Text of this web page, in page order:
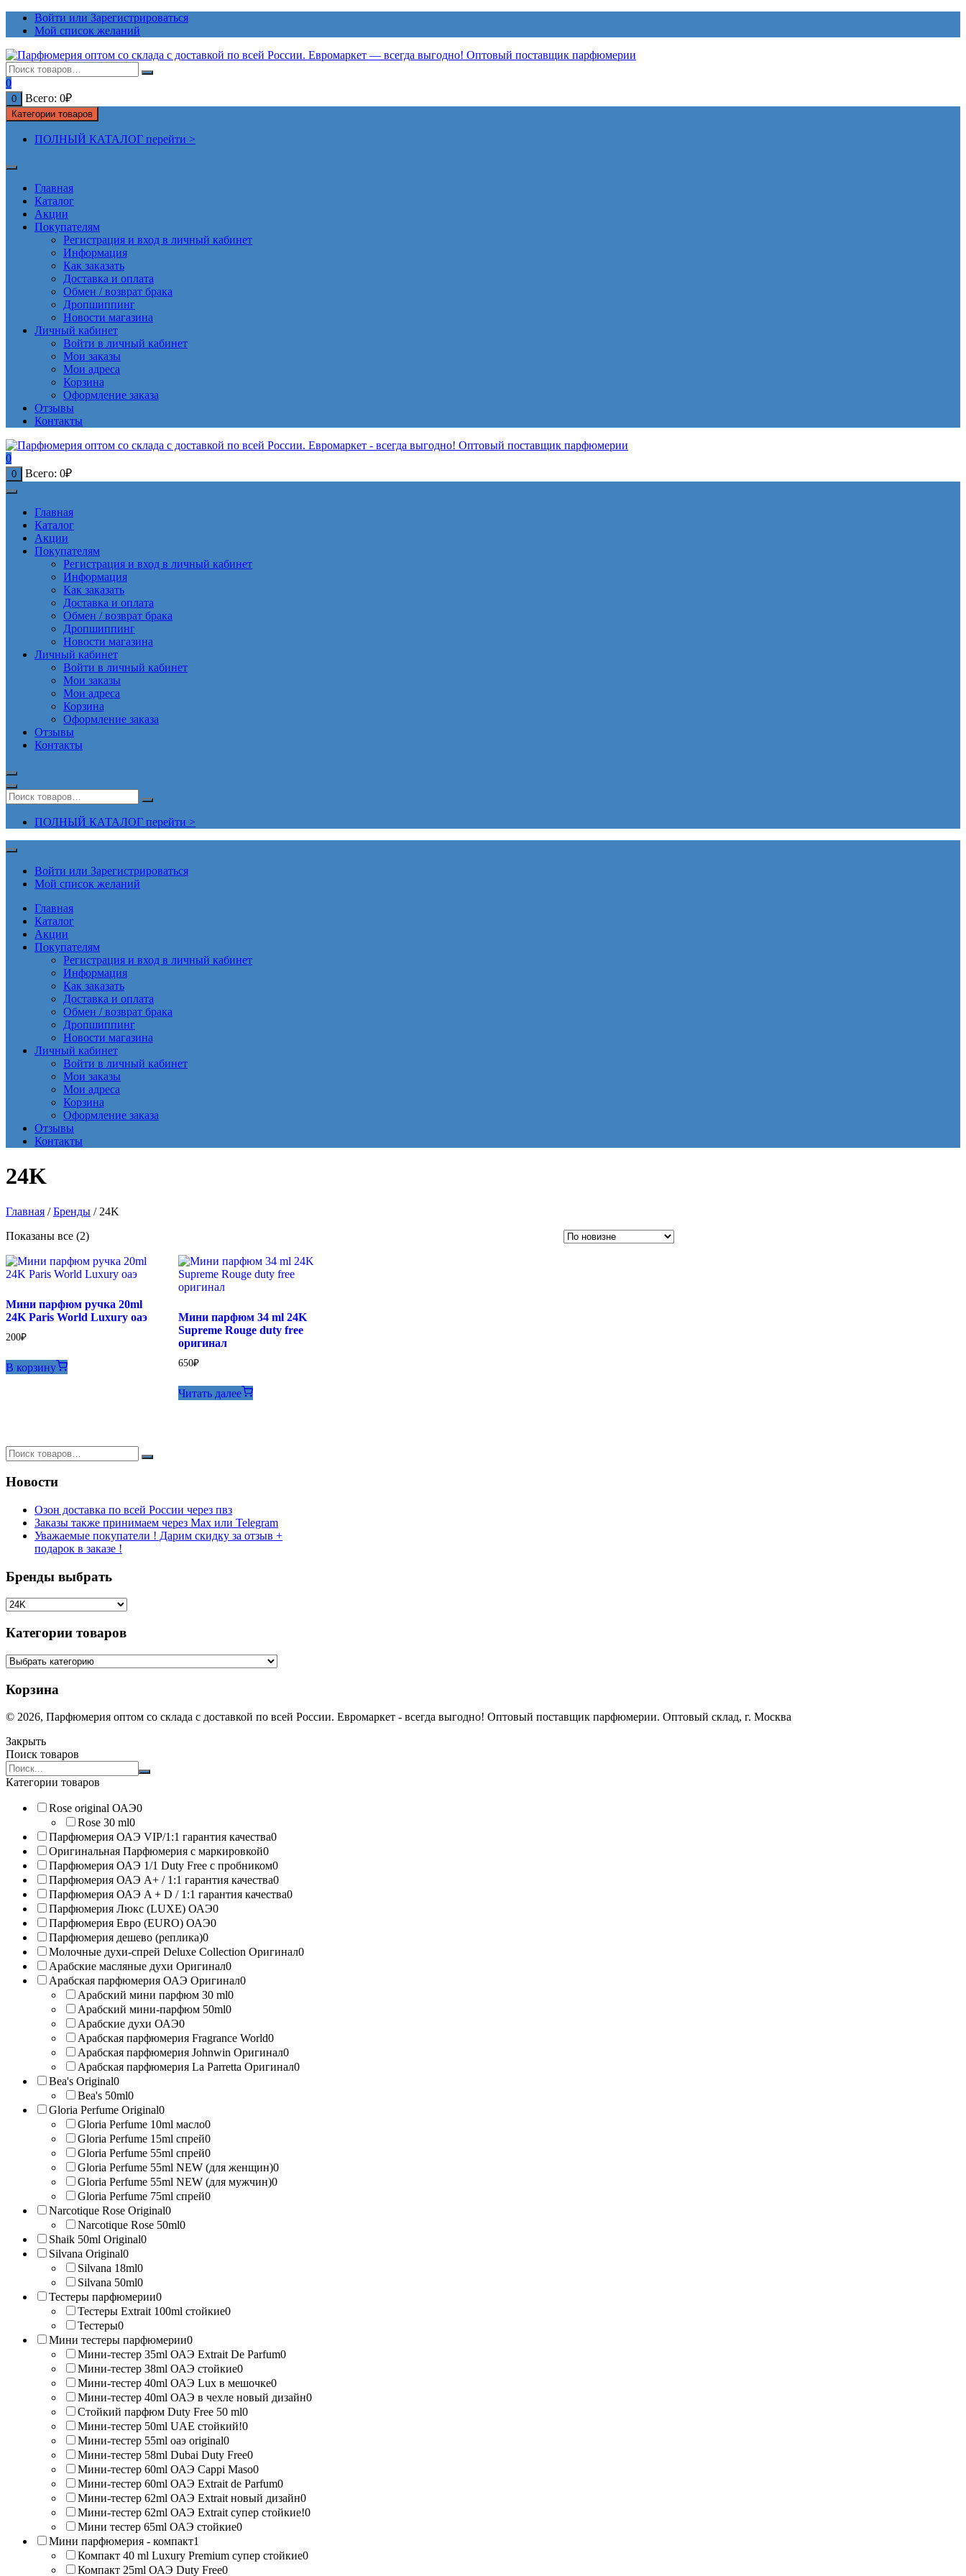
ПерейтиВойти или Зарегистрироваться
Мой список желаний
0
0 Всего: 0₽
Категории товаров
ПОЛНЫЙ КАТАЛОГ перейти >
Главная
Каталог
Акции
Покупателям
Регистрация и вход в личный кабинет
Информация
Как заказать
Доставка и оплата
Обмен / возврат брака
Дропшиппинг
Новости магазина
Личный кабинет
Войти в личный кабинет
Мои заказы
Мои адреса
Корзина
Оформление заказа
Отзывы
Контакты
0
0 Всего: 0₽
Главная
Каталог
Акции
Покупателям
Регистрация и вход в личный кабинет
Информация
Как заказать
Доставка и оплата
Обмен / возврат брака
Дропшиппинг
Новости магазина
Личный кабинет
Войти в личный кабинет
Мои заказы
Мои адреса
Корзина
Оформление заказа
Отзывы
Контакты
ПОЛНЫЙ КАТАЛОГ перейти >
Войти или Зарегистрироваться
Мой список желаний
Главная
Каталог
Акции
Покупателям
Регистрация и вход в личный кабинет
Информация
Как заказать
Доставка и оплата
Обмен / возврат брака
Дропшиппинг
Новости магазина
Личный кабинет
Войти в личный кабинет
Мои заказы
Мои адреса
Корзина
Оформление заказа
Отзывы
Контакты
24K
Главная /Бренды / 24K
Показаны все (2)Сортировка:
недавние
Мини парфюм ручка 20ml
24K Paris World Luxury оаэ
200₽
В корзину
Мини парфюм 34 ml 24K
Supreme Rouge duty free
оригинал
650₽
Читать далее
Новости
Озон доставка по всей России через пвз
Заказы также принимаем через Max или Telegram
Уважаемые покупатели ! Дарим скидку за отзыв +
подарок в заказе !
Бренды выбрать
Категории товаров
Корзина
© 2026, Парфюмерия оптом со склада с доставкой по всей России. Евромаркет - всегда выгодно! Оптовый поставщик парфюмерии. Оптовый склад, г. Москва
Закрыть
Поиск товаров
Search
products:
Категории товаров
Rose original ОАЭ0
Rose 30 ml0
Парфюмерия ОАЭ VIP/1:1 гарантия качества0
Оригинальная Парфюмерия с маркировкой0
Парфюмерия ОАЭ 1/1 Duty Free с пробником0
Парфюмерия ОАЭ A+ / 1:1 гарантия качества0
Парфюмерия ОАЭ A + D / 1:1 гарантия качества0
Парфюмерия Люкс (LUXE) ОАЭ0
Парфюмерия Евро (EURO) ОАЭ0
Парфюмерия дешево (реплика)0
Молочные духи-спрей Deluxe Collection Оригинал0
Арабские масляные духи Оригинал0
Арабская парфюмерия ОАЭ Оригинал0
Арабский мини парфюм 30 ml0
Арабский мини-парфюм 50ml0
Арабские духи ОАЭ0
Арабская парфюмерия Fragrance World0
Арабская парфюмерия Johnwin Оригинал0
Арабская парфюмерия La Parretta Оригинал0
Bea's Original0
Bea's 50ml0
Gloria Perfume Original0
Gloria Perfume 10ml масло0
Gloria Perfume 15ml спрей0
Gloria Perfume 55ml спрей0
Gloria Perfume 55ml NEW (для женщин)0
Gloria Perfume 55ml NEW (для мужчин)0
Gloria Perfume 75ml спрей0
Narcotique Rose Original0
Narcotique Rose 50ml0
Shaik 50ml Original0
Silvana Original0
Silvana 18ml0
Silvana 50ml0
Тестеры парфюмерии0
Тестеры Extrait 100ml стойкие0
Тестеры0
Мини тестеры парфюмерии0
Мини-тестер 35ml ОАЭ Extrait De Parfum0
Мини-тестер 38ml ОАЭ стойкие0
Мини-тестер 40ml ОАЭ Lux в мешочке0
Мини-тестер 40ml ОАЭ в чехле новый дизайн0
Стойкий парфюм Duty Free 50 ml0
Мини-тестер 50ml UAE стойкий!0
Мини-тестер 55ml оаэ original0
Мини-тестер 58ml Dubai Duty Free0
Мини-тестер 60ml ОАЭ Cappi Maso0
Мини-тестер 60ml ОАЭ Extrait de Parfum0
Мини-тестер 62ml ОАЭ Extrait новый дизайн0
Мини-тестер 62ml ОАЭ Extrait супер стойкие!0
Мини тестер 65ml ОАЭ стойкие0
Мини парфюмерия - компакт1
Компакт 40 ml Luxury Premium супер стойкие0
Компакт 25ml ОАЭ Duty Free0